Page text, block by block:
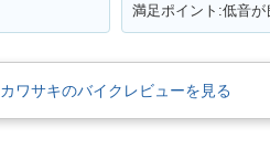
満足ポイント:低音が
カワサキのバイクレビューを見る